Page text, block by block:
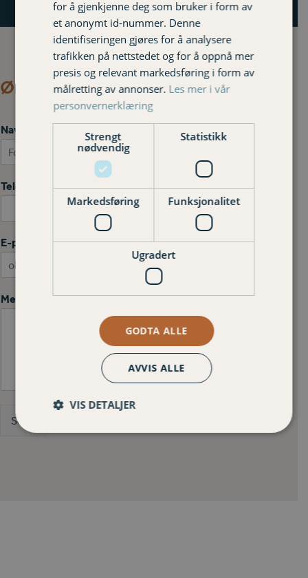
Ønsker du at vi kontakter deg?
Navn
Telefonnummer
E-post
Melding
Send
for å gjenkjenne deg som bruker i form av
et anonymt id-nummer. Denne
identifiseringen gjøres for å analysere
trafikken på nettstedet og for å oppnå mer
presis og relevant markedsføring i form av
målretting av annonser. Les mer i vår
personvernerklæring
Strengt
nødvendig
Statistikk
Markedsføring Funksjonalitet
Ugradert
GODTA ALLE
AVVIS ALLE
VIS DETALJER